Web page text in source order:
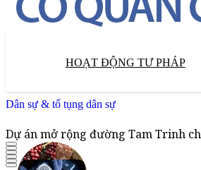
HOẠT ĐỘNG TƯ PHÁP
Dân sự & tố tụng dân sự
Dự án mở rộng đường Tam Trinh